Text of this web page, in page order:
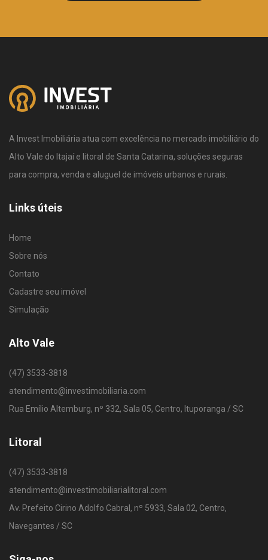
A Invest Imobiliária atua com excelência no mercado imobiliário do
Alto Vale do Itajaí e litoral de Santa Catarina, soluções seguras
para compra, venda e aluguel de imóveis urbanos e rurais.
Links úteis
Home
Sobre nós
Contato
Cadastre seu imóvel
Simulação
Alto Vale
(47) 3533-3818
atendimento@investimobiliaria.com
Rua Emílio Altemburg, nº 332, Sala 05, Centro, Ituporanga / SC
Litoral
(47) 3533-3818
atendimento@investimobiliarialitoral.com
Av. Prefeito Cirino Adolfo Cabral, nº 5933, Sala 02, Centro,
Navegantes / SC